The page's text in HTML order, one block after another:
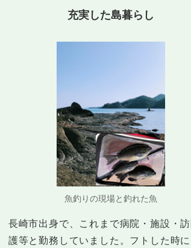
充実した島暮らし
魚釣りの現場と釣れた魚
長崎市出身で、これまで病院・施設・
護等と勤務していました。フトした時